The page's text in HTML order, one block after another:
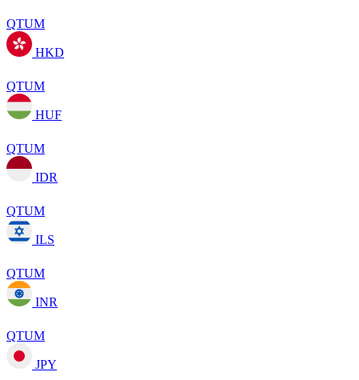
QTUM
HKD
QTUM
HUF
QTUM
IDR
QTUM
ILS
QTUM
INR
QTUM
JPY